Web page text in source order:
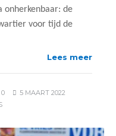
onherkenbaar: de
voor tijd de
Lees meer
0
5 MAART 2022